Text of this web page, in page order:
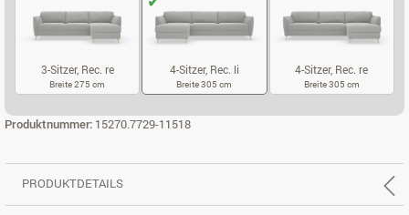
3-Sitzer, Rec. re
Breite 275 cm
4-Sitzer, Rec. li
Breite 305 cm
4-Sitzer, Rec. re
Breite 305 cm
Produktnummer: 15270.7729-11518
PRODUKTDETAILS